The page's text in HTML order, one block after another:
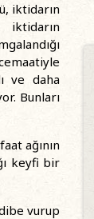
iktidarın
iktidarın
ve daha
Bunları
ağının
keyfi bir
vurup